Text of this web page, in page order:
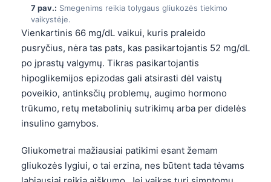
7 pav.: Smegenims reikia tolygaus gliukozės tiekimo
vaikystėje.
Vienkartinis 66 mg/dL vaikui, kuris praleido
pusryčius, nėra tas pats, kas pasikartojantis 52 mg/dL
po įprastų valgymų. Tikras pasikartojantis
hipoglikemijos epizodas gali atsirasti dėl vaistų
poveikio, antinksčių problemų, augimo hormono
trūkumo, retų metabolinių sutrikimų arba per didelės
insulino gamybos.
Gliukometrai mažiausiai patikimi esant žemam
gliukozės lygiui, o tai erzina, nes būtent tada tėvams
తెలుగు
தமிழ்
ಕನ್ನಡ
മലയാളം
Bahasa Melayu
Tiếng Việt
Tagalog
ไทย